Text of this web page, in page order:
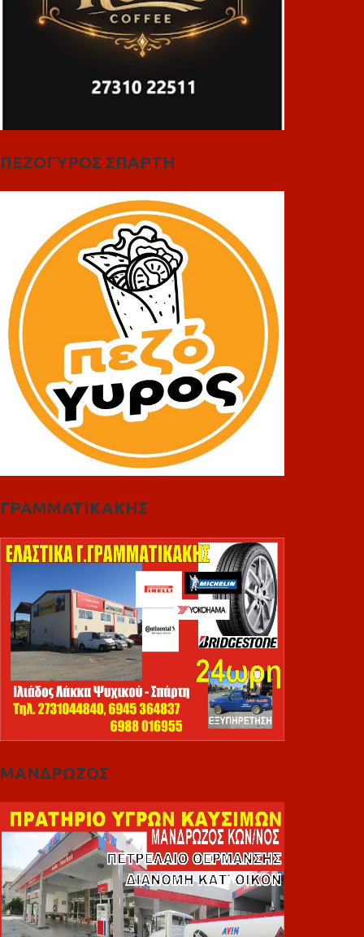
ΠΕΖΟΓΥΡΟΣ ΣΠΑΡΤΗ
ΓΡΑΜΜΑΤΙΚΑΚΗΣ
ΜΑΝΔΡΩΖΟΣ